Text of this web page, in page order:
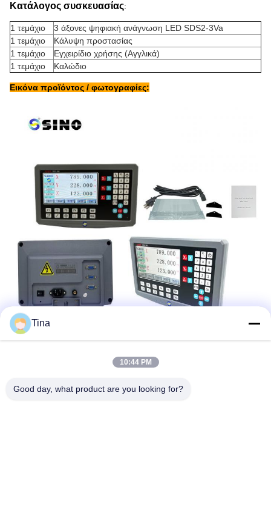
Κατάλογος συσκευασίας:
1 τεμάχιο
3 άξονες ψηφιακή ανάγνωση LED SDS2-3Va
1 τεμάχιο
Κάλυψη προστασίας
1 τεμάχιο
Εγχειρίδιο χρήσης (Αγγλικά)
1 τεμάχιο
Καλώδιο
Εικόνα προϊόντος / φωτογραφίες:
Tina
10:44 PM
Good day, what product are you looking for?